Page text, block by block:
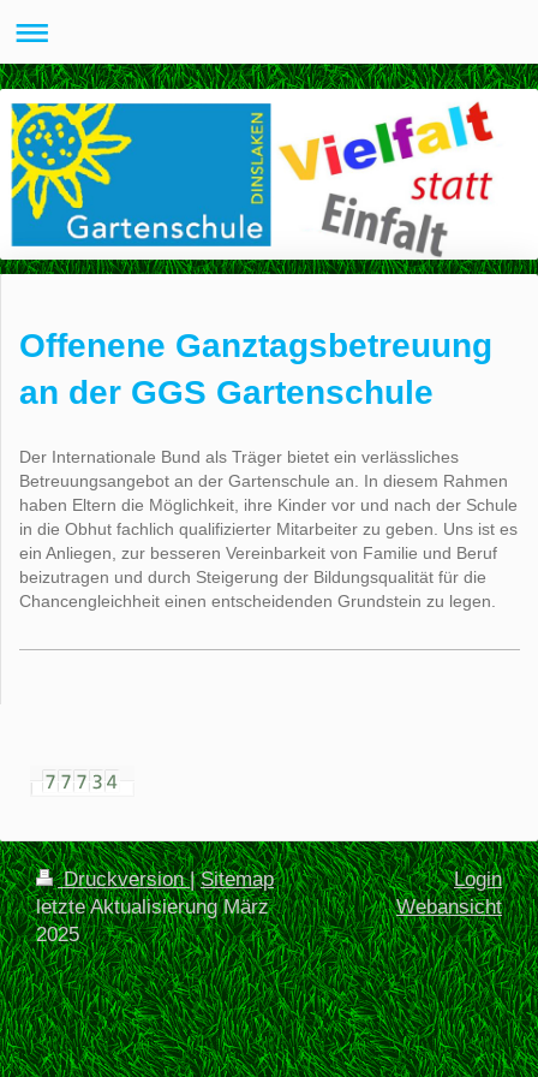
Offenene Ganztagsbetreuung
an der GGS Gartenschule
Der Internationale Bund als Träger bietet ein verlässliches
Betreuungsangebot an der Gartenschule an. In diesem Rahmen
haben Eltern die Möglichkeit, ihre Kinder vor und nach der Schule
in die Obhut fachlich qualifizierter Mitarbeiter zu geben. Uns ist es
ein Anliegen, zur besseren Vereinbarkeit von Familie und Beruf
beizutragen und durch Steigerung der Bildungsqualität für die
Chancengleichheit einen entscheidenden Grundstein zu legen.
Druckversion| Sitemap
letzte Aktualisierung März
2025
Login
Webansicht